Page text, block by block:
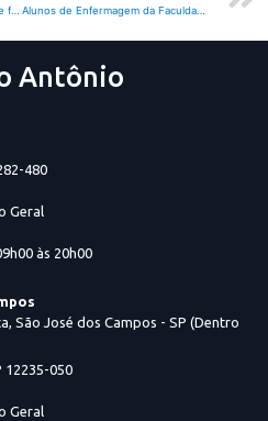
Alunos de Enfermagem da Faculdade Santo Antônio são homenageados pela Prefeitura de Caçapava
Antônio
480
Geral
às 20h00
São José dos Campos - SP (Dentro
12235-050
Geral